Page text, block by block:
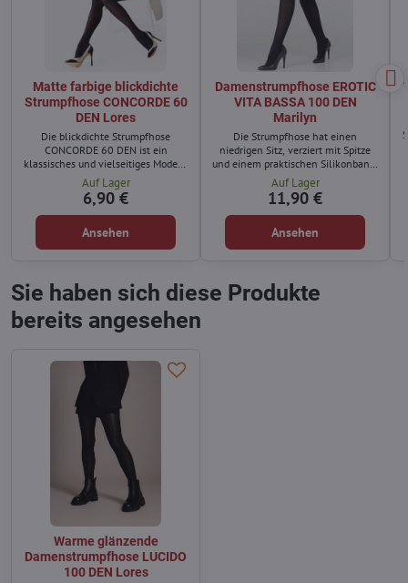
Matte farbige blickdichte
Strumpfhose CONCORDE 60
DEN Lores
Die blickdichte Strumpfhose
CONCORDE 60 DEN ist ein
klassisches und vielseitiges Modell,
das sich für verschiedene Outfits
eignet – von alltäglichen Looks bis
hin zu eleganten Anlässen.
Auf Lager
6,90 €
Ansehen
Damenstrumpfhose EROTIC
VITA BASSA 100 DEN
Marilyn
Die Strumpfhose hat einen
niedrigen Sitz, verziert mit Spitze
und einem praktischen Silikonband,
dank dem die Strumpfhose fest am
Körper bleibt.
Auf Lager
11,90 €
Ansehen
Sie haben sich diese Produkte
bereits angesehen
Warme glänzende
Damenstrumpfhose LUCIDO
100 DEN Lores